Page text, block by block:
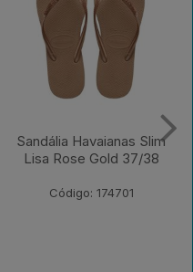
Sandália Havaianas Slim
Lisa Rosa Ballet 37/38
Código: 186279